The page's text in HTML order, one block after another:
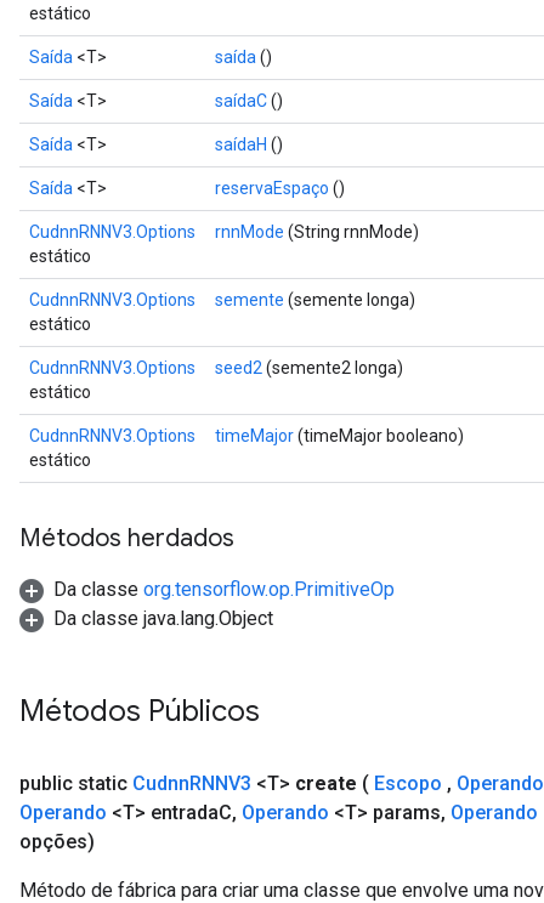
estático
Saída <T> saída ()
Saída <T> saídaC()
Saída <T> saídaH ()
Saída <T> reservaEspaço ()
CudnnRNNV3.Options
estático
rnnMode (String rnnMode)
CudnnRNNV3.Options
estático
semente (semente longa)
CudnnRNNV3.Options
estático
seed2 (semente2 longa)
CudnnRNNV3.Options
estático
timeMajor(timeMajor booleano)
Métodos herdados
Da classe org.tensorflow.op.PrimitiveOp
Da classe java.lang.Object
Métodos Públicos
public static CudnnRNNV3 <T> create ( Escopo , Operando
Operando <T> entradaC, Operando <T> params, Operando
opções)
Método de fábrica para criar uma classe que envolve uma